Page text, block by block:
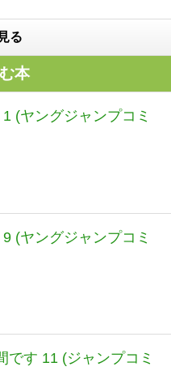
る
本
(ヤングジャンプコミ
(ヤングジャンプコミ
です 11 (ジャンプコミ